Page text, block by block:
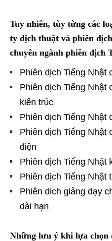
Tuy nhiên, tùy từng các
ty dịch thuật và phiên
chuyên ngành phiên dịch
Phiên dịch Tiếng Nhật
Phiên dịch Tiếng Nhật
kiến trúc
Phiên dịch Tiếng Nhật
Phiên dịch Tiếng Nhật
điện
Phiên dịch Tiếng Nhật
Phiên dịch Tiếng Nhật
Phiên dich giảng dạy
dài hạn
Những lưu ý khi lựa chọn